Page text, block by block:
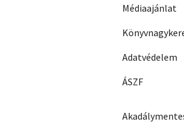
Médiaajánlat
Adatvédelem
ÁSZF